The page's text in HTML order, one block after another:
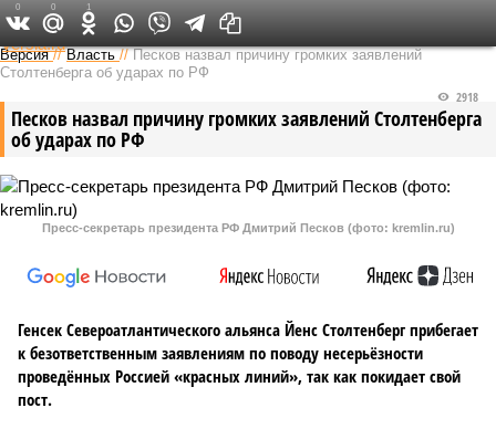
Федеральный выпуск
Версия //Власть //Песков назвал причину громких заявлений
Столтенберга об ударах по РФ
Песков назвал причину громких заявлений Столтенберга
об ударах по РФ
2918
Пресс-секретарь президента РФ Дмитрий Песков (фото: kremlin.ru)
Генсек Североатлантического альянса Йенс Столтенберг прибегает
к безответственным заявлениям по поводу несерьёзности
проведённых Россией «красных линий», так как покидает свой
пост.
0 0 1